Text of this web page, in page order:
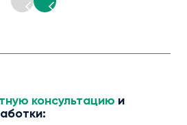
консультацию и